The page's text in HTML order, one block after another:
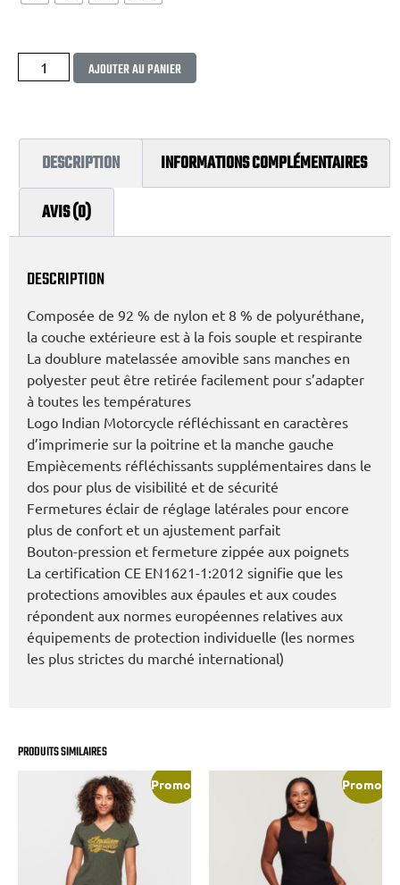
AJOUTER AU PANIER
DESCRIPTION INFORMATIONS COMPLÉMENTAIRES
AVIS (0)
DESCRIPTION
Composée de 92 % de nylon et 8 % de polyuréthane,
la couche extérieure est à la fois souple et respirante
La doublure matelassée amovible sans manches en
polyester peut être retirée facilement pour s’adapter
à toutes les températures
Logo Indian Motorcycle réfléchissant en caractères
d’imprimerie sur la poitrine et la manche gauche
Empiècements réfléchissants supplémentaires dans le
dos pour plus de visibilité et de sécurité
Fermetures éclair de réglage latérales pour encore
plus de confort et un ajustement parfait
Bouton-pression et fermeture zippée aux poignets
La certification CE EN1621-1:2012 signifie que les
protections amovibles aux épaules et aux coudes
répondent aux normes européennes relatives aux
équipements de protection individuelle (les normes
les plus strictes du marché international)
PRODUITS SIMILAIRES
Promo ! Promo !